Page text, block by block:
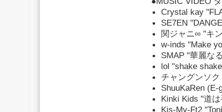
Crystal kay
SE7EN
関ジャニ∞ "キ
w-inds "Make
SMAP "華麗な
lol "shake
チャングンソ
ShuuKaRen
Kinki Kids "道
Kis-My-Ft2